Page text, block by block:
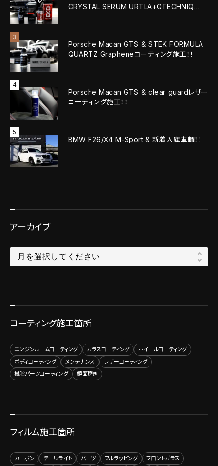
CRYSTAL SERUM URTLA+GTECHNIQ
Porsche Macan GTS ＆ STEK FORMULA
QUARTZ Grapheneコーティング施工！！
Porsche Macan GTS ＆ clear guardレザー
コーティング施工！！
BMW F26/X4 M-Sport & 新着入庫車輌！！
アーカイブ
コーティング施工箇所
エンジンルームコーティング ガラスコーティング
ホイールコーティング
ボディコーティング
メンテナンス
レザーコーティング
樹脂パーツコーティング
鏡面磨き
フィルム施工箇所
カーボン テールライト パーツ フルラッピング
フロントガラス